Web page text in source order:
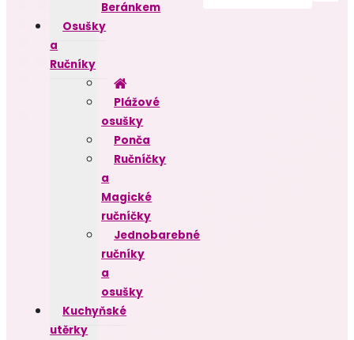
Beránkem
Osušky
a
Ručníky
Plážové
osušky
Ponča
Ručníčky
a
Magické
ručníčky
Jednobarebné
ručníky
a
osušky
Kuchyňské
utěrky